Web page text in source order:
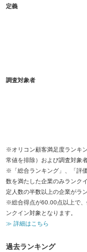
定義
調査対象者
※オリコン顧客満足度ランキ
常値を排除）および調査対象
※「総合ランキング」、「評
数を満たした企業のみランク
定人数の半数以上の企業がラ
※総合得点が60.00点以上で、
ンクイン対象となります。
≫ 詳細はこちら
過去ランキング